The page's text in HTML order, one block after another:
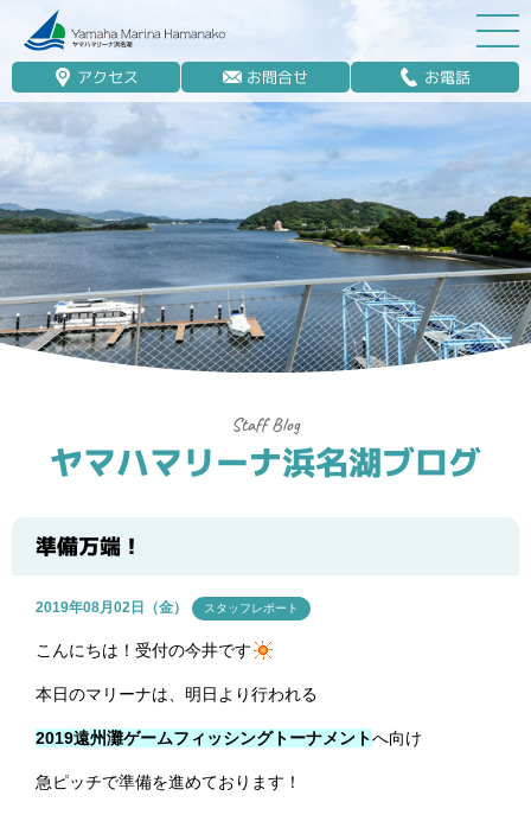
アクセス お問合せ お電話
マリーナ案内
船舶免許
マリンレジャー
マリーナステイ
レンタルボート
ボート販売
艤装
ブログ
ヤマハマリーナ浜名湖ブログ
準備万端！
2019年08月02日（金） スタッフレポート
こんにちは！受付の今井です
本日のマリーナは、明日より行われる
2019遠州灘ゲームフィッシングトーナメントへ向け
急ピッチで準備を進めております！